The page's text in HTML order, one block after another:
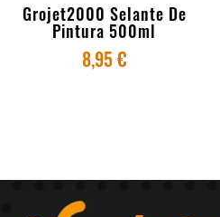
Grojet2000 Selante De
Pintura 500ml
8,95 €